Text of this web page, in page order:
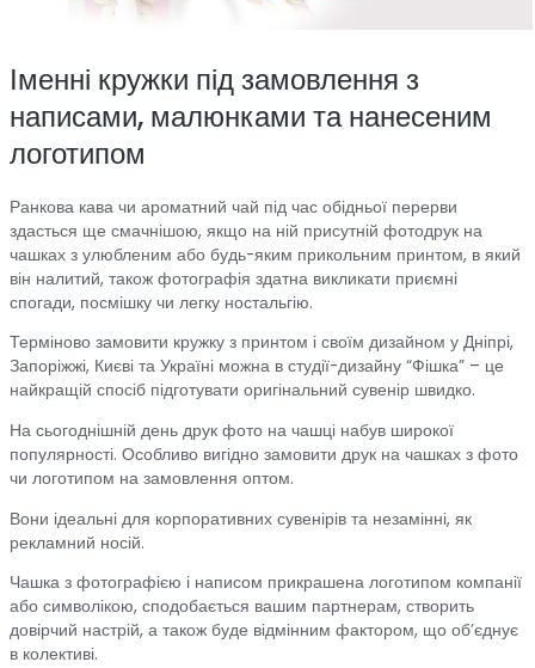
Іменні кружки під замовлення з
написами, малюнками та нанесеним
логотипом
Ранкова кава чи ароматний чай під час обідньої перерви
здасться ще смачнішою, якщо на ній присутній фотодрук на
чашках з улюбленим або будь-яким прикольним принтом, в який
він налитий, також фотографія здатна викликати приємні
спогади, посмішку чи легку ностальгію.
Терміново замовити кружку з принтом і своїм дизайном у Дніпрі,
Запоріжжі, Києві та Україні можна в студії-дизайну “Фішка” – це
найкращій спосіб підготувати оригінальний сувенір швидко.
На сьогоднішній день друк фото на чашці набув широкої
популярності. Особливо вигідно замовити друк на чашках з фото
чи логотипом на замовлення оптом.
Вони ідеальні для корпоративних сувенірів та незамінні, як
рекламний носій.
Чашка з фотографією і написом прикрашена логотипом компанії
або символікою, сподобається вашим партнерам, створить
довірчий настрій, а також буде відмінним фактором, що об’єднує
в колективі.